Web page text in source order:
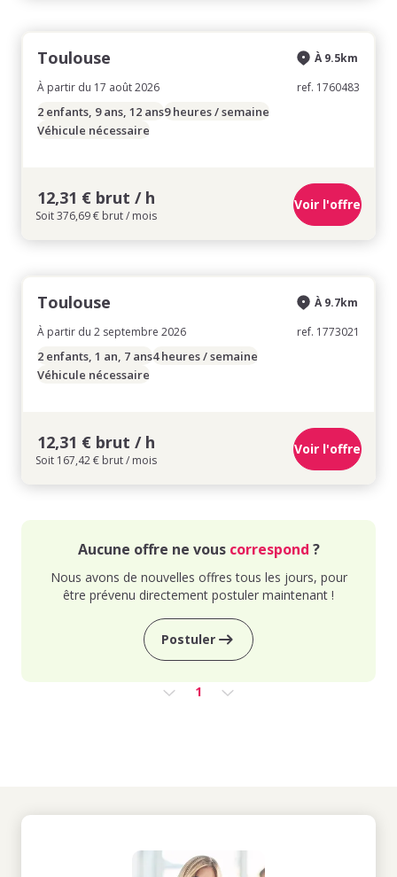
Toulouse
À partir du 17 août 2026
À 9.5km
ref. 1760483
2 enfants, 9 ans, 12 ans9 heures / semaine
Véhicule nécessaire
12,31 € brut / h
Soit 376,69 € brut / mois
Voir l'offre
Toulouse
À partir du 2 septembre 2026
À 9.7km
ref. 1773021
2 enfants, 1 an, 7 ans4 heures / semaine
Véhicule nécessaire
12,31 € brut / h
Soit 167,42 € brut / mois
Voir l'offre
Aucune offre ne vous correspond ?
Nous avons de nouvelles offres tous les jours, pour
être prévenu directement postuler maintenant !
Postuler
1